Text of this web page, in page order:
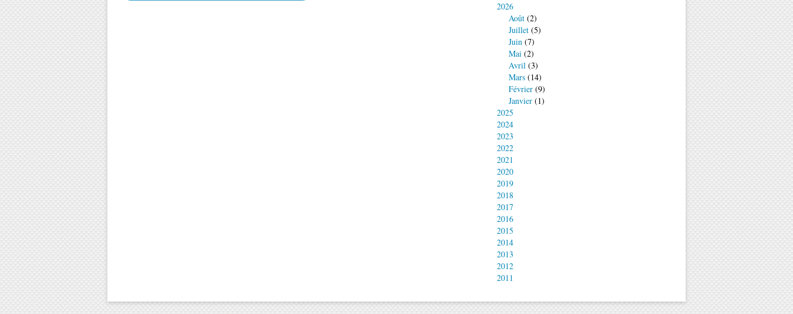
2026
Août (2)
Juillet (5)
Juin (7)
Mai (2)
Avril (3)
Mars (14)
Février (9)
Janvier (1)
2025
2024
2023
2022
2021
2020
2019
2018
2017
2016
2015
2014
2013
2012
2011